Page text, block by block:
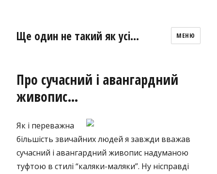
Ще один не такий як усі… МЕНЮ
Про сучасний і авангардний
живопис…
Як і переважна
більшість звичайних людей я завжди вважав
сучасний і авангардний живопис надуманою
туфтою в стилі “каляки-маляки”. Ну нісправді